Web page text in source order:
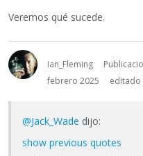
Veremos qué sucede.
Ian_Fleming
febrero 2025
editado
@Jack_Wade dijo:
show previous quotes